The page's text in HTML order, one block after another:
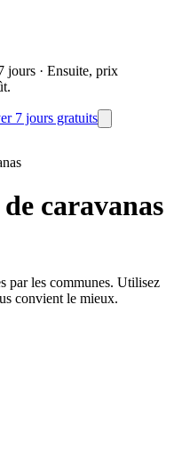
jours · Ensuite, prix
7 jours gratuits
caravanas
par les communes. Utilisez
convient le mieux.